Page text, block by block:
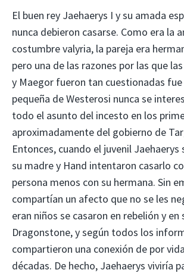
El buen rey Jaehaerys I y su amada
nunca debieron casarse. Como era la
costumbre valyria, la pareja era
pero una de las razones por las que
y Maegor fueron tan cuestionadas
pequeña de Westerosi nunca se
todo el asunto del incesto en los
aproximadamente del gobierno de
Entonces, cuando el juvenil
su madre y Hand intentaron casarlo
persona menos con su hermana. Sin
compartían un afecto que no se les
eran niños se casaron en rebelión y en
Dragonstone, y según todos los
compartieron una conexión de por
décadas. De hecho, Jaehaerys viviría